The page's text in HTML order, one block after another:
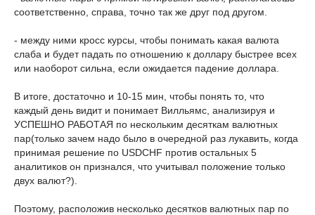
соответственно, справа, точно так же друг под другом.
- между ними кросс курсы, чтобы понимать какая валюта
слаба и будет падать по отношению к доллару быстрее всех
или наоборот сильна, если ожидается падение доллара.
В итоге, достаточно и 10-15 мин, чтобы понять то, что
каждый день видит и понимает Вилльямс, анализируя и
УСПЕШНО РАБОТАЯ по нескольким десяткам валютных
пар(только зачем надо было в очередной раз лукавить, когда
принимая решение по USDCHF против остальных 5
аналитиков он признался, что учитывал положение только
двух валют?).
Поэтому, расположив несколько десятков валютных пар по